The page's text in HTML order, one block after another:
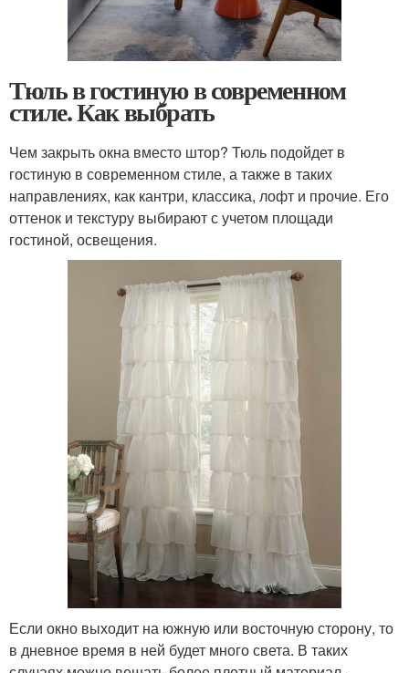
Тюль в гостиную в современном
стиле. Как выбрать
Чем закрыть окна вместо штор? Тюль подойдет в
гостиную в современном стиле, а также в таких
направлениях, как кантри, классика, лофт и прочие. Его
оттенок и текстуру выбирают с учетом площади
гостиной, освещения.
Если окно выходит на южную или восточную сторону, то
в дневное время в ней будет много света. В таких